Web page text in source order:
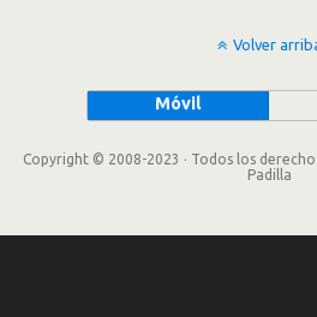
Volver
Móvil
Copyright © 2008-2023 · Todos los
Padilla